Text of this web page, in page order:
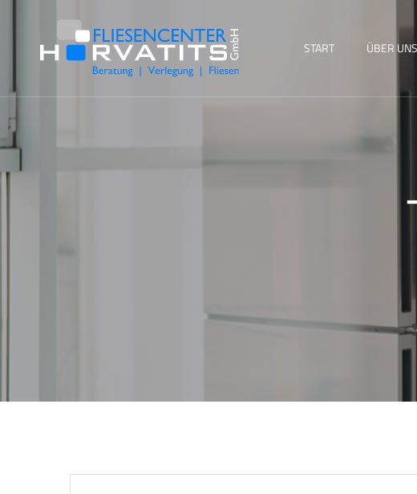
START ÜBER UNS